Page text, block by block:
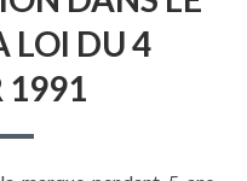
LOI DU 4
1991